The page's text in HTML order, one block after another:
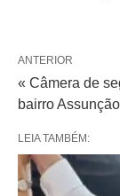
ANTERIOR
« Câmera de
bairro
LEIA TAMBÉM: